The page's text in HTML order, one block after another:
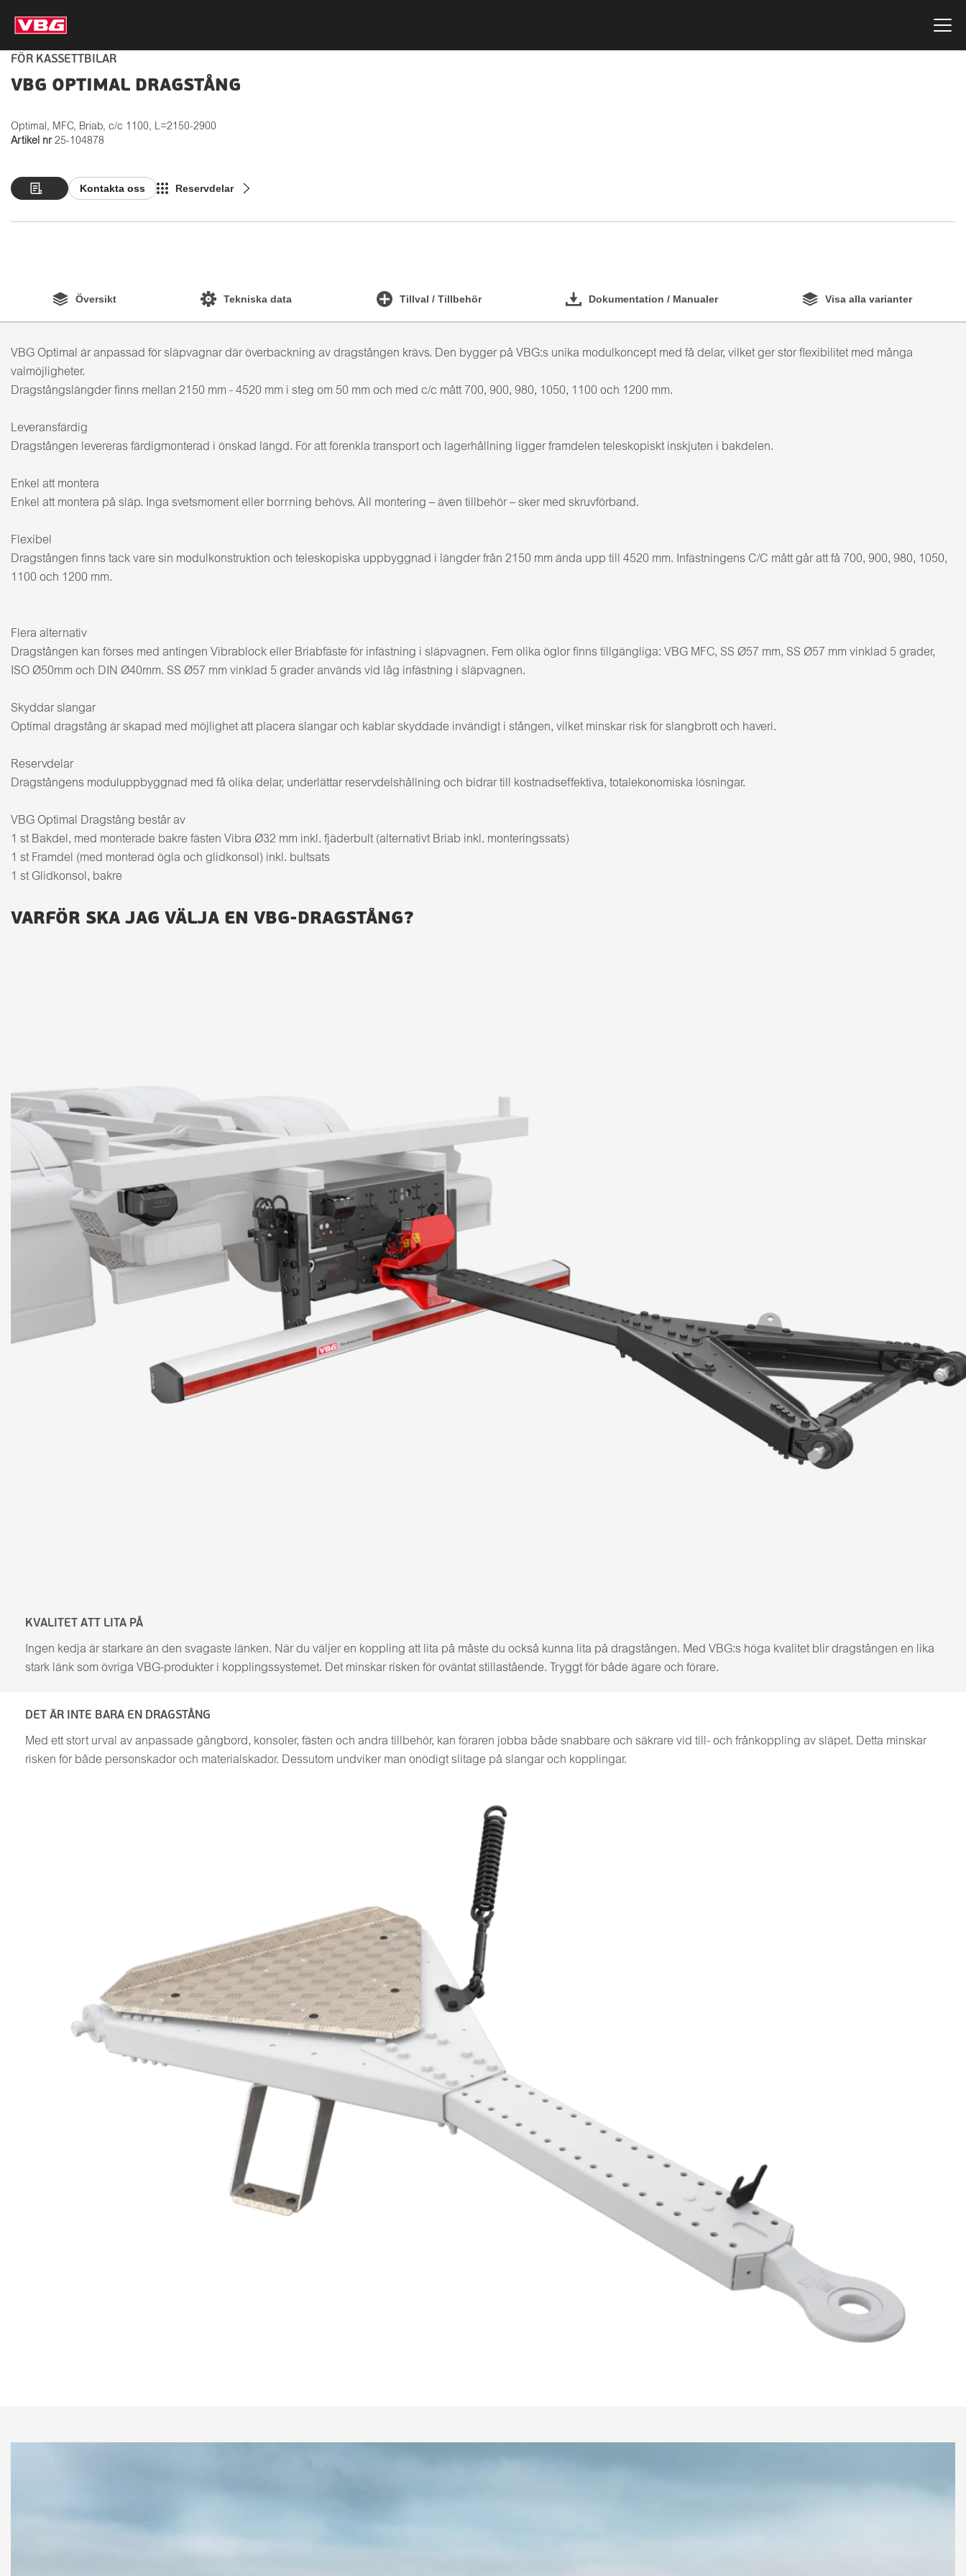
FÖR KASSETTBILAR
VBG OPTIMAL DRAGSTÅNG
Optimal, MFC, Briab, c/c 1100, L=2150-2900
Artikel nr 25-104878
Kontakta oss Reservdelar
Översikt Tekniska data Tillval / Tillbehör Dokumentation / Manualer Visa alla varianter
VBG Optimal är anpassad för släpvagnar där överbackning av dragstången krävs. Den bygger på VBG:s unika modulkoncept med få delar, vilket ger stor flexibilitet med många
valmöjligheter.
Dragstångslängder finns mellan 2150 mm - 4520 mm i steg om 50 mm och med c/c mått 700, 900, 980, 1050, 1100 och 1200 mm.
Leveransfärdig
Dragstången levereras färdigmonterad i önskad längd. För att förenkla transport och lagerhållning ligger framdelen teleskopiskt inskjuten i bakdelen.
Enkel att montera
Enkel att montera på släp. Inga svetsmoment eller borrning behövs. All montering – även tillbehör – sker med skruvförband.
Flexibel
Dragstången finns tack vare sin modulkonstruktion och teleskopiska uppbyggnad i längder från 2150 mm ända upp till 4520 mm. Infästningens C/C mått går att få 700, 900, 980, 1050,
1100 och 1200 mm.
Flera alternativ
Dragstången kan förses med antingen Vibrablock eller Briabfäste för infästning i släpvagnen. Fem olika öglor finns tillgängliga: VBG MFC, SS Ø57 mm, SS Ø57 mm vinklad 5 grader,
ISO Ø50mm och DIN Ø40mm. SS Ø57 mm vinklad 5 grader används vid låg infästning i släpvagnen.
Skyddar slangar
Optimal dragstång är skapad med möjlighet att placera slangar och kablar skyddade invändigt i stången, vilket minskar risk för slangbrott och haveri.
Reservdelar
Dragstångens moduluppbyggnad med få olika delar, underlättar reservdelshållning och bidrar till kostnadseffektiva, totalekonomiska lösningar.
VBG Optimal Dragstång består av
1 st Bakdel, med monterade bakre fästen Vibra Ø32 mm inkl. fjäderbult (alternativt Briab inkl. monteringssats)
1 st Framdel (med monterad ögla och glidkonsol) inkl. bultsats
1 st Glidkonsol, bakre
VARFÖR SKA JAG VÄLJA EN VBG-DRAGSTÅNG?
KVALITET ATT LITA PÅ
Ingen kedja är starkare än den svagaste länken. När du väljer en koppling att lita på måste du också kunna lita på dragstången. Med VBG:s höga kvalitet blir dragstången en lika
stark länk som övriga VBG-produkter i kopplingssystemet. Det minskar risken för oväntat stillastående. Tryggt för både ägare och förare.
DET ÄR INTE BARA EN DRAGSTÅNG
Med ett stort urval av anpassade gångbord, konsoler, fästen och andra tillbehör, kan föraren jobba både snabbare och säkrare vid till- och frånkoppling av släpet. Detta minskar
risken för både personskador och materialskador. Dessutom undviker man onödigt slitage på slangar och kopplingar.